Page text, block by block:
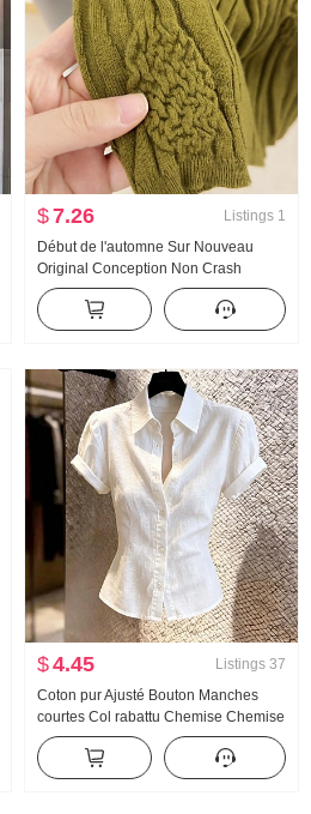
$7.26 Listings 1
Début de l'automne Sur Nouveau
Original Conception Non Crash
Chemise Industrie lourde Jacquard
Tricoté Top Femme Automne Nouveau
Amincissant
$4.45 Listings 37
Coton pur Ajusté Bouton Manches
courtes Col rabattu Chemise Chemise
Femme 2026 Été Avancé Sens
Lumière Luxe Doux Vent Top